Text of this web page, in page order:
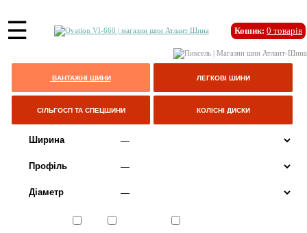
☰ Кошик: 0 товарів
ВАНТАЖНІ ШИНИ ЛЕГКОВІ ШИНИ
СІЛЬГОСП ТА СПЕЦШИНИ КОЛІСНІ ДИСКИ
Ширина
Профіль
Діаметр